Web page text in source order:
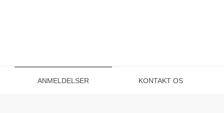
ANMELDELSER KONTAKT OS